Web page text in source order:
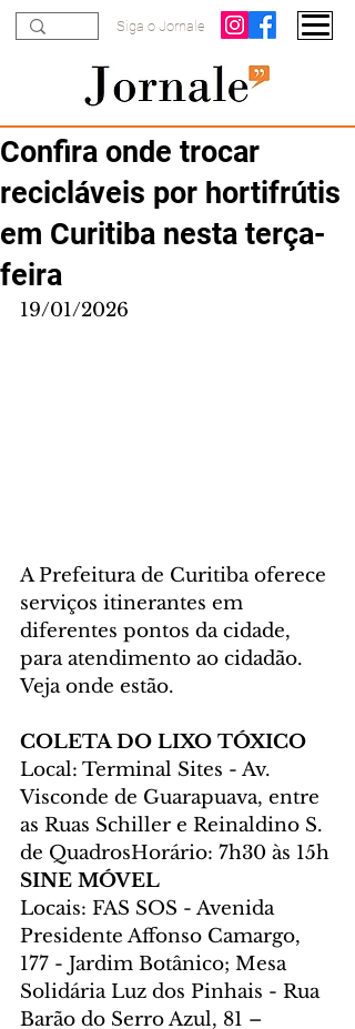
Siga o Jornale
Confira onde trocar
recicláveis por hortifrútis
em Curitiba nesta terça-
feira
19/01/2026
A Prefeitura de Curitiba oferece
serviços itinerantes em
diferentes pontos da cidade,
para atendimento ao cidadão.
Veja onde estão.
COLETA DO LIXO TÓXICO
Local: Terminal Sites - Av.
Visconde de Guarapuava, entre
as Ruas Schiller e Reinaldino S.
de QuadrosHorário: 7h30 às 15h
SINE MÓVEL
Locais: FAS SOS - Avenida
Presidente Affonso Camargo,
177 - Jardim Botânico; Mesa
Solidária Luz dos Pinhais - Rua
Barão do Serro Azul, 81 –